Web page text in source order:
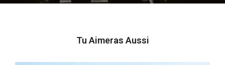
Tu Aimeras Aussi